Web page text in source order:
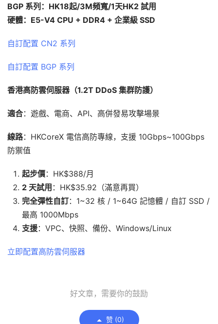
BGP 系列：HK18起/3M頻寬/1天HK2 試用
硬體：E5-V4 CPU + DDR4 + 企業級 SSD
自訂配置 CN2 系列
自訂配置 BGP 系列
香港高防雲伺服器（1.2T DDoS 集群防護）
適合：遊戲、電商、API、高併發易攻擊場景
線路：HKCoreX 電信高防專線，支援 10Gbps~100Gbps
防禦值
起步價：HK$388/月
2 天試用 ：HK$35.92（滿意再買）
完全彈性自訂：1~32 核 / 1~64G 記憶體 / 自訂 SSD /
最高 1000Mbps
支援：VPC、快照、備份、Windows/Linux
立即配置高防雲伺服器
好文章，需要你的鼓励
赞 (0)